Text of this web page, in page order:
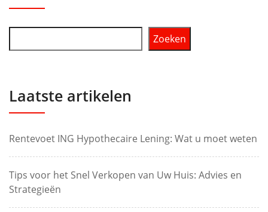
Zoeken
Laatste artikelen
Rentevoet ING Hypothecaire Lening: Wat u moet weten
Tips voor het Snel Verkopen van Uw Huis: Advies en
Strategieën